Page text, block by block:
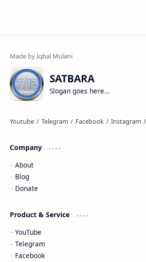
SATBARA
Slogan goes here...
Company
About
Blog
Donate
Product & Service
YouTube
Telegram
Facebook